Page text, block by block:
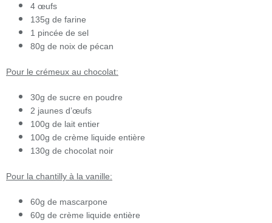
4 œufs
135g de farine
1 pincée de sel
80g de noix de pécan
Pour le crémeux au chocolat:
30g de sucre en poudre
2 jaunes d’œufs
100g de lait entier
100g de crème liquide entière
130g de chocolat noir
Pour la chantilly à la vanille:
60g de mascarpone
60g de crème liquide entière